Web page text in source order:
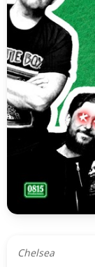
Chelsea